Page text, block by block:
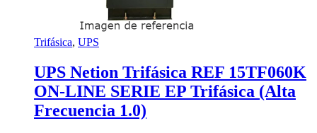
Trifásica, UPS
UPS Netion Trifásica REF 15TF060K
ON-LINE SERIE EP Trifásica (Alta
Frecuencia 1.0)